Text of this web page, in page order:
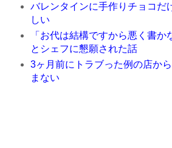
バレンタインに手作りチョコだ
しい
「お代は結構ですから悪く書か
とシェフに懇願された話
3ヶ月前にトラブった例の店か
まない